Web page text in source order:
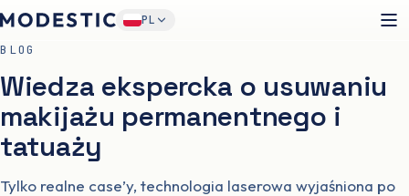
PL
BLOG
Wiedza ekspercka o usuwaniu
makijażu permanentnego i
tatuaży
Tylko realne case’y, technologia laserowa wyjaśniona po